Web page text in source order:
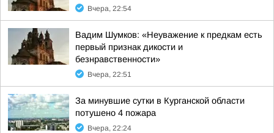
Вчера, 22:54
Вадим Шумков: «Неуважение к предкам есть
первый признак дикости и
безнравственности»
Вчера, 22:51
За минувшие сутки в Курганской области
потушено 4 пожара
Вчера, 22:24